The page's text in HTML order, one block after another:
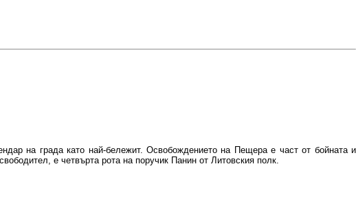
на града като най-бележит. Освобождението на Пещера е част от бойната и
е четвърта рота на поручик Панин от Литовския полк.